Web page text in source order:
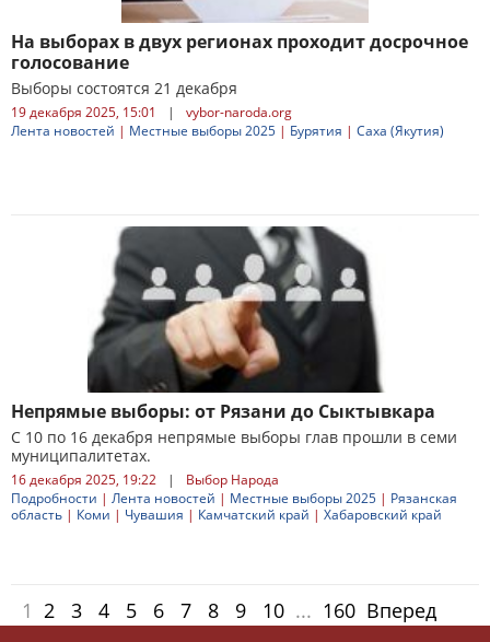
На выборах в двух регионах проходит досрочное
голосование
Выборы состоятся 21 декабря
19 декабря 2025, 15:01 |
vybor-naroda.org
Лента новостей | Местные выборы 2025 | Бурятия | Саха (Якутия)
Непрямые выборы: от Рязани до Сыктывкара
С 10 по 16 декабря непрямые выборы глав прошли в семи
муниципалитетах.
16 декабря 2025, 19:22 |
Выбор Народа
Подробности | Лента новостей | Местные выборы 2025 | Рязанская
область | Коми | Чувашия | Камчатский край | Хабаровский край
1 2 3 4 5 6 7 8 9 10 ... 160 Вперед